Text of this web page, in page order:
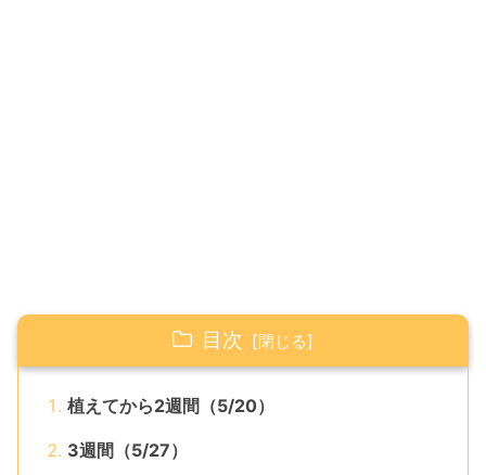
目次
植えてから2週間（5/20）
3週間（5/27）